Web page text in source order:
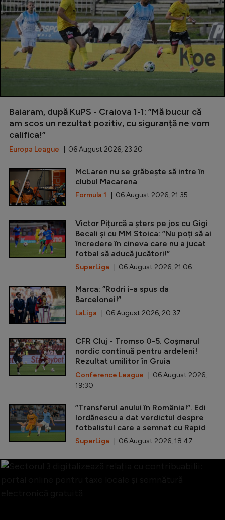
Baiaram, după KuPS - Craiova 1-1: ”Mă bucur că
am scos un rezultat pozitiv, cu siguranță ne vom
califica!”
Europa League | 06 August 2026, 23:20
McLaren nu se grăbește să intre în
clubul Macarena
Formula 1 | 06 August 2026, 21:35
Victor Pițurcă a șters pe jos cu Gigi
Becali și cu MM Stoica: ”Nu poți să ai
încredere în cineva care nu a jucat
fotbal să aducă jucători!”
SuperLiga | 06 August 2026, 21:06
Marca: ”Rodri i-a spus da
Barcelonei!”
LaLiga | 06 August 2026, 20:37
CFR Cluj - Tromso 0-5. Coșmarul
nordic continuă pentru ardeleni!
Rezultat umilitor în Gruia
Conference League | 06 August 2026,
19:30
”Transferul anului în România!”. Edi
Iordănescu a dat verdictul despre
fotbalistul care a semnat cu Rapid
SuperLiga | 06 August 2026, 18:47